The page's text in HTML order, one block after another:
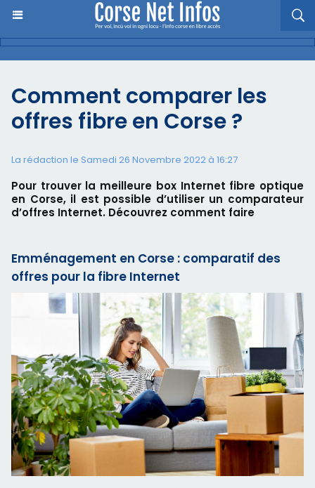
Comment comparer les
offres fibre en Corse ?
La rédaction le Samedi 26 Novembre 2022 à 16:27
Pour trouver la meilleure box Internet fibre optique
en Corse, il est possible d’utiliser un comparateur
d’offres Internet. Découvrez comment faire
Emménagement en Corse : comparatif des
offres pour la fibre Internet